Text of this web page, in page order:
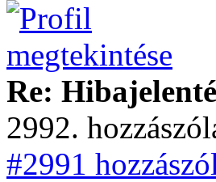
Re:
2992.
#2991